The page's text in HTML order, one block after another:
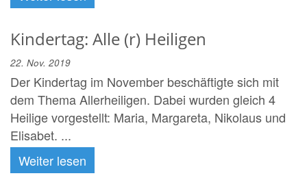
Kindertag: Alle (r) Heiligen
22. Nov. 2019
Der Kindertag im November beschäftigte sich mit
dem Thema Allerheiligen. Dabei wurden gleich 4
Heilige vorgestellt: Maria, Margareta, Nikolaus und
Elisabet. ...
Weiter lesen